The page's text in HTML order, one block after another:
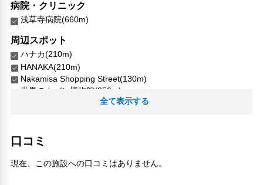
病院・クリニック
浅草寺病院(660m)
周辺スポット
ハナカ(210m)
HANAKA(210m)
Nakamisa Shopping Street(130m)
世界のカバン博物館(250m)
仲見世商店街雷門(220m)
かね惣(190m)
浅草文化観光センター(210m)
全て表示する
口コミ
現在、この施設への口コミはありません。